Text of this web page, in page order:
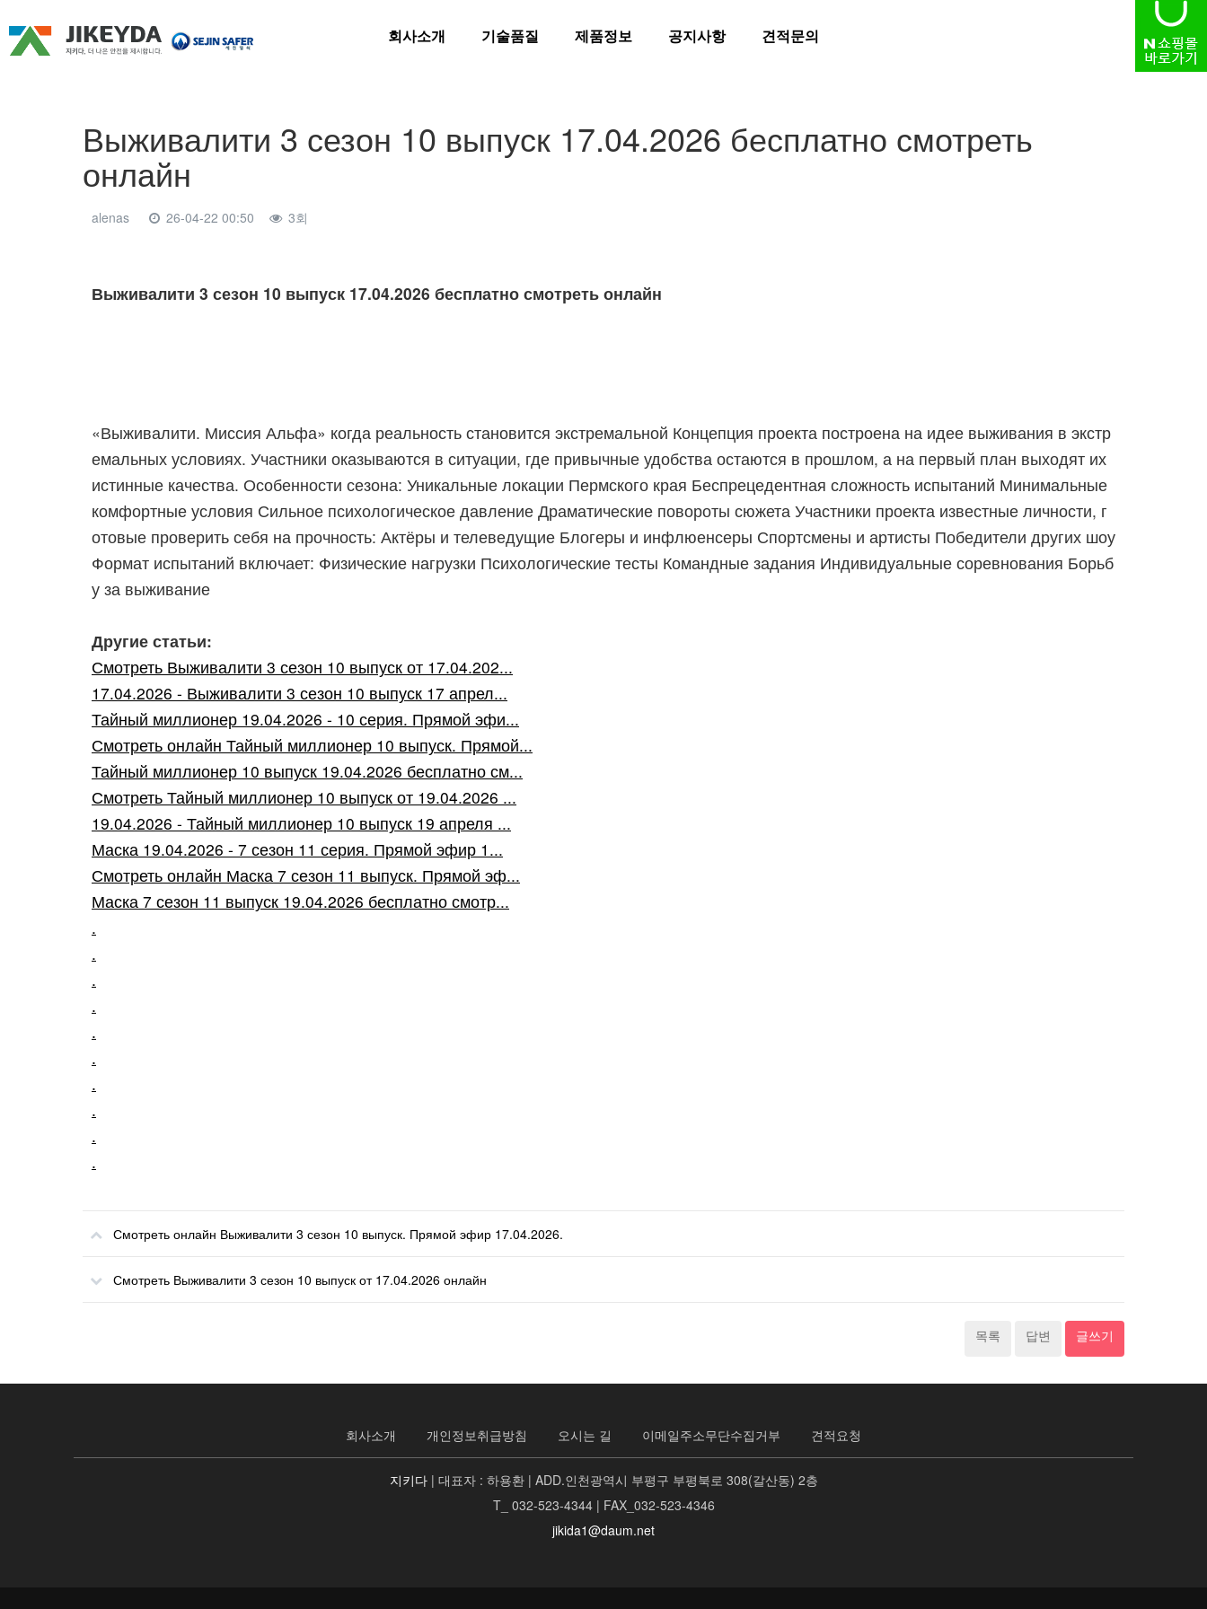
회사소개 기술품질 제품정보 공지사항 견적문의
Выживалити 3 сезон 10 выпуск 17.04.2026 бесплатно смотреть
онлайн
alenas 26-04-22 00:50 3회
본문
Выживалити 3 сезон 10 выпуск 17.04.2026 бесплатно смотреть онлайн
«Выживалити. Миссия Альфа» когда реальность становится экстремальной Концепция проекта построена на идее выживания в экстр
емальных условиях. Участники оказываются в ситуации, где привычные удобства остаются в прошлом, а на первый план выходят их
истинные качества. Особенности сезона: Уникальные локации Пермского края Беспрецедентная сложность испытаний Минимальные
комфортные условия Сильное психологическое давление Драматические повороты сюжета Участники проекта известные личности, г
отовые проверить себя на прочность: Актёры и телеведущие Блогеры и инфлюенсеры Спортсмены и артисты Победители других шоу
Формат испытаний включает: Физические нагрузки Психологические тесты Командные задания Индивидуальные соревнования Борьб
у за выживание
Другие статьи:
Смотреть Выживалити 3 сезон 10 выпуск от 17.04.202...
17.04.2026 - Выживалити 3 сезон 10 выпуск 17 апрел...
Тайный миллионер 19.04.2026 - 10 серия. Прямой эфи...
Смотреть онлайн Тайный миллионер 10 выпуск. Прямой...
Тайный миллионер 10 выпуск 19.04.2026 бесплатно см...
Смотреть Тайный миллионер 10 выпуск от 19.04.2026 ...
19.04.2026 - Тайный миллионер 10 выпуск 19 апреля ...
Маска 19.04.2026 - 7 сезон 11 серия. Прямой эфир 1...
Смотреть онлайн Маска 7 сезон 11 выпуск. Прямой эф...
Маска 7 сезон 11 выпуск 19.04.2026 бесплатно смотр...
.
.
.
.
.
.
.
.
.
.
Смотреть онлайн Выживалити 3 сезон 10 выпуск. Прямой эфир 17.04.2026.
Смотреть Выживалити 3 сезон 10 выпуск от 17.04.2026 онлайн
목록 답변 글쓰기
회사소개 개인정보취급방침 오시는 길 이메일주소무단수집거부 견적요청
지키다 | 대표자 : 하용환 | ADD.인천광역시 부평구 부평북로 308(갈산동) 2층
T_ 032-523-4344 | FAX_032-523-4346
jikida1@daum.net